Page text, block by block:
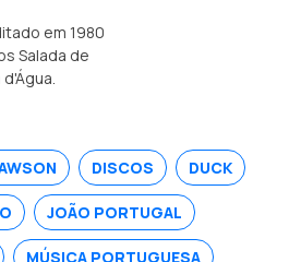
em 1980
Salada de
DISCOS DUCK
JOÃO PORTUGAL
MÚSICA PORTUGUESA